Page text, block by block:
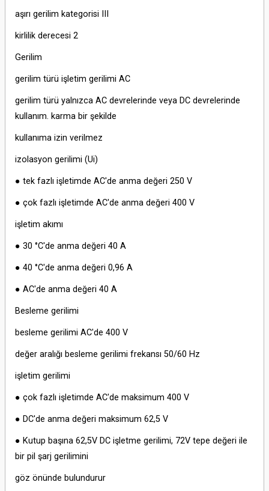
aşırı gerilim kategorisi III
kirlilik derecesi 2
Gerilim
gerilim türü işletim gerilimi AC
gerilim türü yalnızca AC devrelerinde veya DC devrelerinde
kullanım. karma bir şekilde
kullanıma izin verilmez
izolasyon gerilimi (Ui)
● tek fazlı işletimde AC'de anma değeri 250 V
● çok fazlı işletimde AC'de anma değeri 400 V
işletim akımı
● 30 °C'de anma değeri 40 A
● 40 °C'de anma değeri 0,96 A
● AC'de anma değeri 40 A
Besleme gerilimi
besleme gerilimi AC'de 400 V
değer aralığı besleme gerilimi frekansı 50/60 Hz
işletim gerilimi
● çok fazlı işletimde AC'de maksimum 400 V
● DC'de anma değeri maksimum 62,5 V
● Kutup başına 62,5V DC işletme gerilimi, 72V tepe değeri ile
bir pil şarj gerilimini
göz önünde bulundurur